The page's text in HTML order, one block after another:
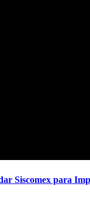
Siscomex para